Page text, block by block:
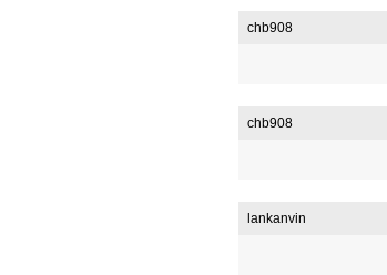
chb908
chb908
lankanvin